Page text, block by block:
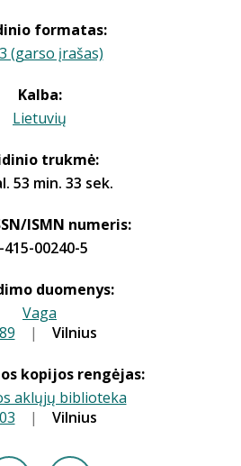
formatas:
(garso įrašas)
Kalba:
Lietuvių
trukmė:
53 min. 33 sek.
ISMN numeris:
415-00240-5
duomenys:
Vaga
| Vilnius
kopijos rengėjas:
aklųjų biblioteka
| Vilnius